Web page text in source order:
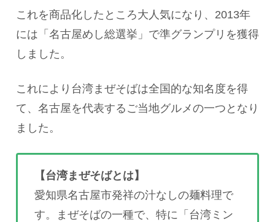
これを商品化したところ大人気になり、2013年
には「名古屋めし総選挙」で準グランプリを獲得
しました。
これにより台湾まぜそばは全国的な知名度を得
て、名古屋を代表するご当地グルメの一つとなり
ました。
【台湾まぜそばとは】
愛知県名古屋市発祥の汁なしの麺料理で
す。まぜそばの一種で、特に「台湾ミン